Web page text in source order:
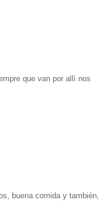
que van por allí nos
buena comida y también,